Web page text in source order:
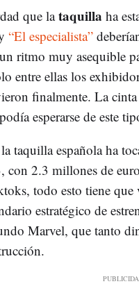
que lataquilla ha
“El especialista”
ritmo muy asequible
entre ellas los
finalmente. La
esperarse de este
taquilla española ha
con 2.3 millones de
todo esto tiene que
estratégico de
Marvel, que tanto